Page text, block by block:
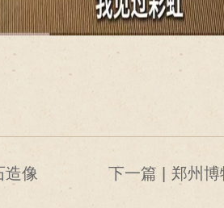
造像 下一篇 |
郑州博